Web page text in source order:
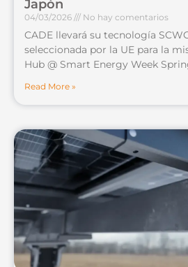
Japón
04/03/2026 No hay comentarios
CADE llevará su tecnología
seleccionada por la UE para la
Hub @ Smart Energy Week
Read More »